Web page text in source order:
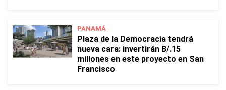
PANAMÁ
Plaza de la Democracia tendrá
nueva cara: invertirán B/.15
millones en este proyecto en San
Francisco